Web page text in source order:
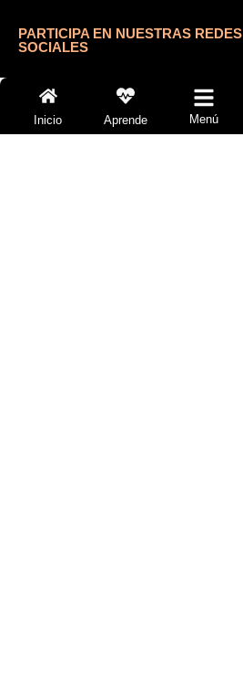
PARTICIPA EN NUESTRAS REDES
SOCIALES
Inicio Aprende Menú